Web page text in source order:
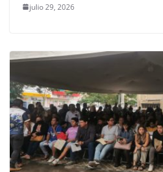
julio 29, 2026